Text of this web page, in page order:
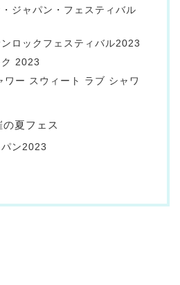
ジャパン・フェスティバル
ロックフェスティバル2023
2023
ワー スウィート ラブ シャワ
夏フェス
ン2023